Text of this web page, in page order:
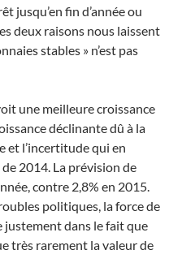
jusqu’en fin d’année ou
deux raisons nous laissent
stables » n’est pas
une meilleure croissance
déclinante dû à la
l’incertitude qui en
2014. La prévision de
contre 2,8% en 2015.
politiques, la force de
justement dans le fait que
très rarement la valeur de